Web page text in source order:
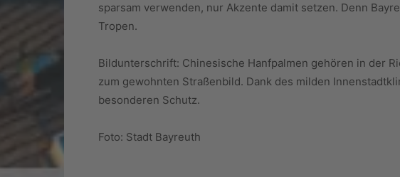
sparsam verwenden, nur Akzente damit setzen. Denn
Tropen.
Bildunterschrift: Chinesische Hanfpalmen gehören in der
zum gewohnten Straßenbild. Dank des milden
besonderen Schutz.
Foto: Stadt Bayreuth